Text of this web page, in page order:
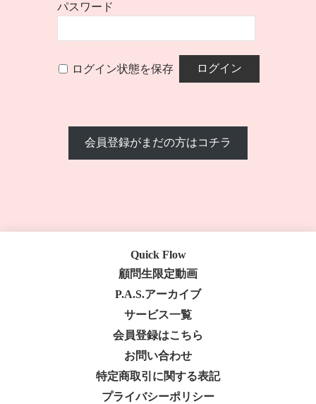
パスワード
ログイン状態を保存
会員登録がまだの方はコチラ
Quick Flow
顧問生限定動画
P.A.S.アーカイブ
サービス一覧
会員登録はこちら
お問い合わせ
特定商取引に関する表記
プライバシーポリシー